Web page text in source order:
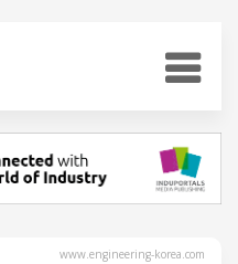
www.engineering-korea.com